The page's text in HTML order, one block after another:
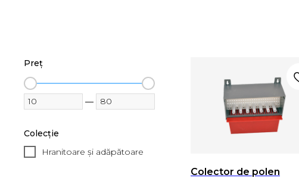
Preț
—
Colecție
Hranitoare și adăpătoare
Colector de polen